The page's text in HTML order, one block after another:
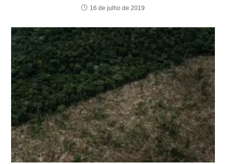
16 de julho de 2019